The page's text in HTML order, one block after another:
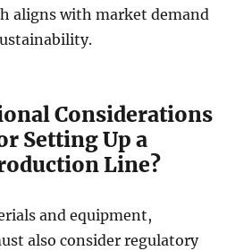
aligns with market demand
Considerations
Setting Up a
Line?
and equipment,
also consider regulatory